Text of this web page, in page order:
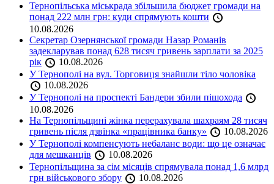
Тернопільська міськрада збільшила бюджет громади на
понад 222 млн грн: куди спрямують кошти
10.08.2026
Секретар Озернянської громади Назар Романів
задекларував понад 628 тисяч гривень зарплати за 2025
рік
10.08.2026
У Тернополі на вул. Торговиця знайшли тіло чоловіка
10.08.2026
У Тернополі на проспекті Бандери збили пішохода
10.08.2026
На Тернопільщині жінка перерахувала шахраям 28 тисяч
гривень після дзвінка «працівника банку»
10.08.2026
У Тернополі компенсують небаланс води: що це означає
для мешканців
10.08.2026
Тернопільщина за сім місяців спрямувала понад 1,6 млрд
грн військового збору
10.08.2026